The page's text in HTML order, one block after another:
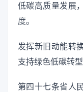
低碳高质量发展
度。
发挥新旧动能转
支持绿色低碳转
第四十七条省人